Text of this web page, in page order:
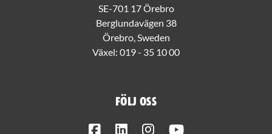
SE-701 17 Örebro
Berglundavägen 38
Örebro, Sweden
Växel: 019 - 35 10 00
Följ oss
FacebookLinkedInInstagram